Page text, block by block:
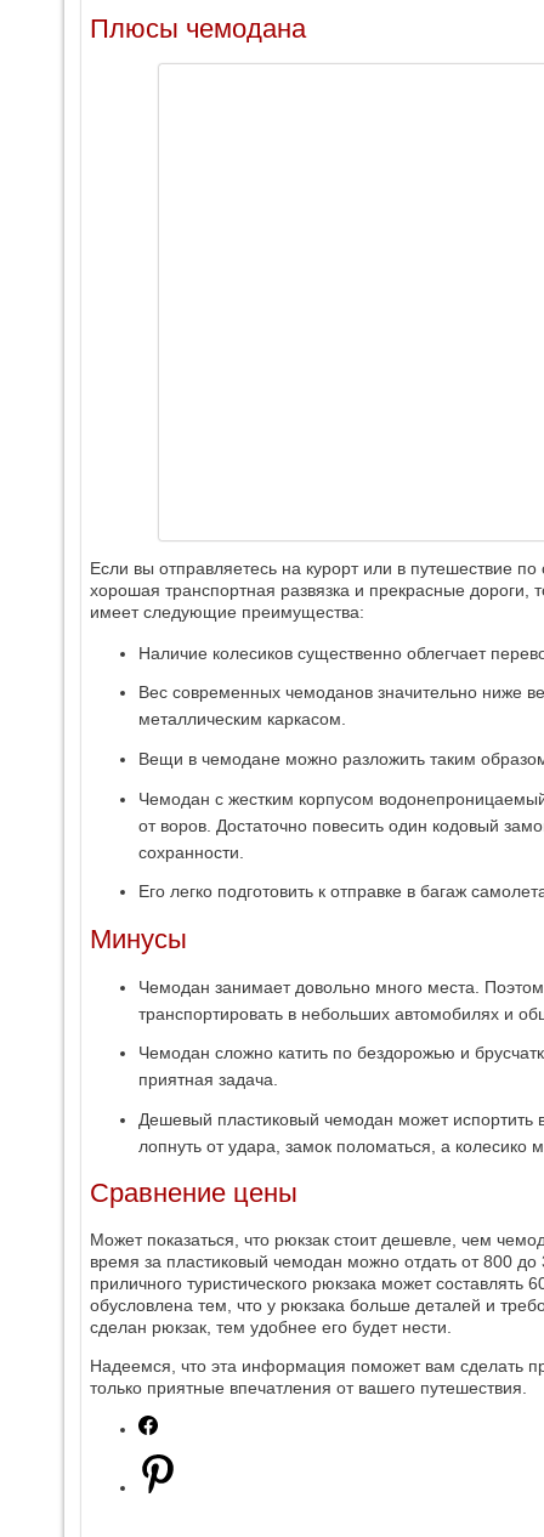
Плюсы чемодана
Если вы отправляетесь на курорт или в путешествие
хорошая транспортная развязка и прекрасные
имеет следующие преимущества:
Наличие колесиков существенно облегчает
Вес современных чемоданов значительно ниже
металлическим каркасом.
Вещи в чемодане можно разложить таким
Чемодан с жестким корпусом
от воров. Достаточно повесить один кодовый
сохранности.
Его легко подготовить к отправке в багаж
Минусы
Чемодан занимает довольно много места.
транспортировать в небольших автомобилях и
Чемодан сложно катить по бездорожью и
приятная задача.
Дешевый пластиковый чемодан может испортить
лопнуть от удара, замок поломаться, а колесико
Сравнение цены
Может показаться, что рюкзак стоит дешевле, чем
время за пластиковый чемодан можно отдать от 800 до
приличного туристического рюкзака может составлять
обусловлена тем, что у рюкзака больше деталей и
сделан рюкзак, тем удобнее его будет нести.
Надеемся, что эта информация поможет вам сделать
только приятные впечатления от вашего путешествия.